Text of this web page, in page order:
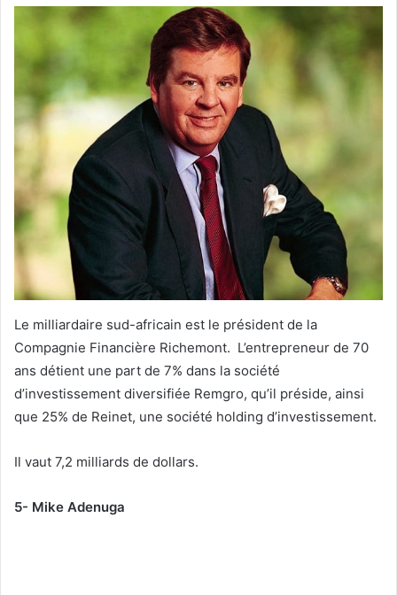
Le milliardaire sud-africain est le président de la
Compagnie Financière Richemont. L’entrepreneur de 70
ans détient une part de 7% dans la société
d’investissement diversifiée Remgro, qu’il préside, ainsi
que 25% de Reinet, une société holding d’investissement.
Il vaut 7,2 milliards de dollars.
5- Mike Adenuga